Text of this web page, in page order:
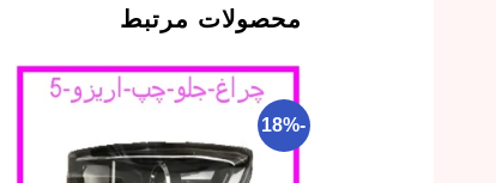
محصولات مرتبط
-18%